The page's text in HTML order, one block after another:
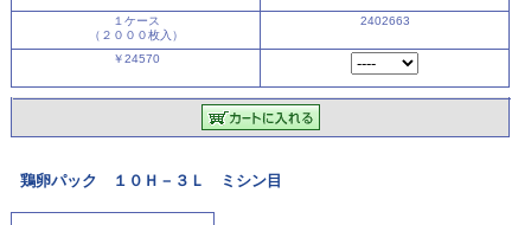
１ケース
（２０００枚入）
2402663
￥24570
鶏卵パック １０Ｈ－３Ｌ ミシン目